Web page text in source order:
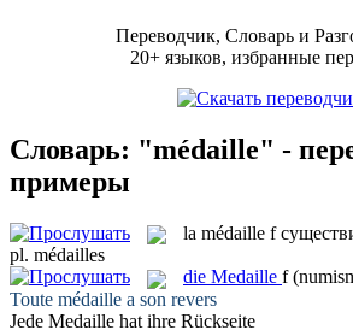
Переводчик, Словарь и
20+ языков, избранные
Словарь: "médaille" -
примеры
la médaille f
pl. médailles
die Medaille f
Toute médaille a son revers
Jede Medaille hat ihre Rückseite